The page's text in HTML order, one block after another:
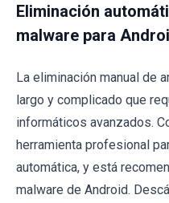
Eliminación
malware para
La eliminación manual de
largo y complicado que
informáticos avanzados.
herramienta profesional
automática, y está
malware de Android.